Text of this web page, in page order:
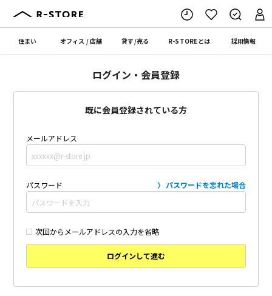
住まい オフィス /店舗 貸す/売る R-STOREとは 採用情報
ログイン・会員登録
既に会員登録されている方
メールアドレス
パスワード パスワードを忘れた場合
次回からメールアドレスの入力を省略
ログインして進む